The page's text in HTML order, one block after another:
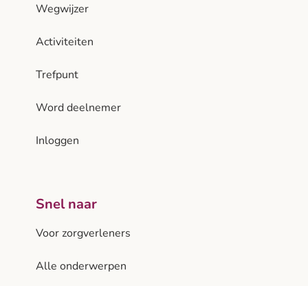
Wegwijzer
Activiteiten
Trefpunt
Word deelnemer
Inloggen
Snel naar
Voor zorgverleners
Alle onderwerpen